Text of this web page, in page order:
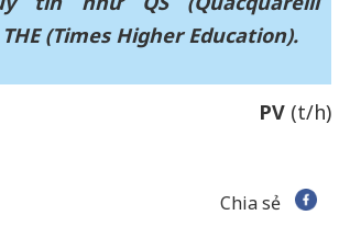
(Times Higher Education).
PV (t/h)
Chia sẻ